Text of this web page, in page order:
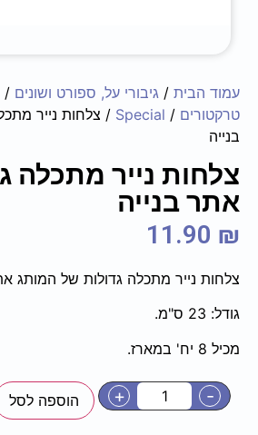
עמוד הבית / גיבורי על, ספורט ושונים /
טרקטורים /
Special / צלחות נייר
בנייה
צלחות נייר מתכלה
אתר בנייה
11.90 ₪
צלחות נייר מתכלה גדולות של המותג
גודל: 23 ס"מ.
מכיל 8 יח' במארז.
-
+ הוספה לסל